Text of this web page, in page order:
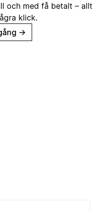
och med få betalt – allt
klick.
→